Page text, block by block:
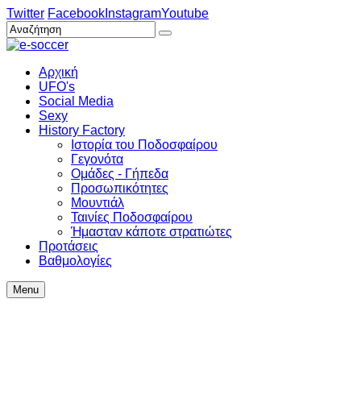
Twitter Facebook InstagramYoutube
Αρχική
UFO's
Social Media
Sexy
History Factory
Ιστορία του Ποδοσφαίρου
Γεγονότα
Ομάδες - Γήπεδα
Προσωπικότητες
Μουντιάλ
Ταινίες Ποδοσφαίρου
Ήμασταν κάποτε στρατιώτες
Προτάσεις
Βαθμολογίες
Menu